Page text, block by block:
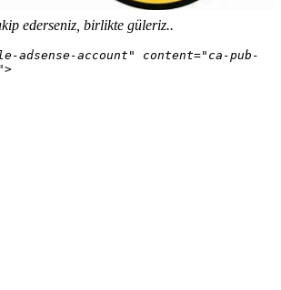
ederseniz, birlikte güleriz..
adsense-account" content="ca-pub-